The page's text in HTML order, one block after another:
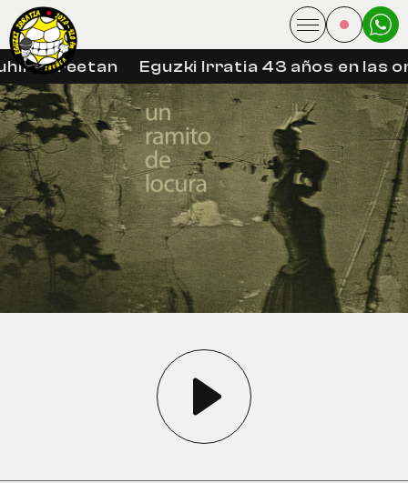
libreetan Eguzki Irratia 43 años en las